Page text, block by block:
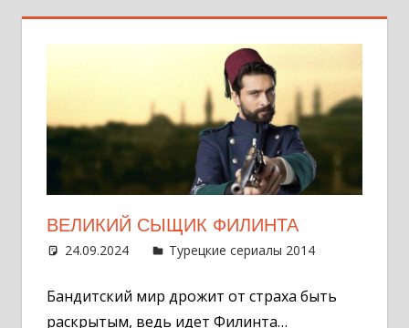
ВЕЛИКИЙ СЫЩИК ФИЛИНТА
24.09.2024 Администратор
Турецкие сериалы 2014
Бандитский мир дрожит от страха быть
раскрытым, ведь идет Филинта…